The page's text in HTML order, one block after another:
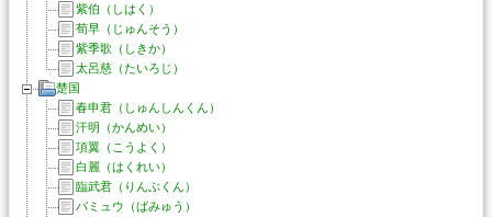
紫伯（しはく）
荀早（じゅんそう）
紫季歌（しきか）
太呂慈（たいろじ）
楚国
春申君（しゅんしんくん）
汗明（かんめい）
項翼（こうよく）
白麗（はくれい）
臨武君（りんぶくん）
バミュウ（ばみゅう）